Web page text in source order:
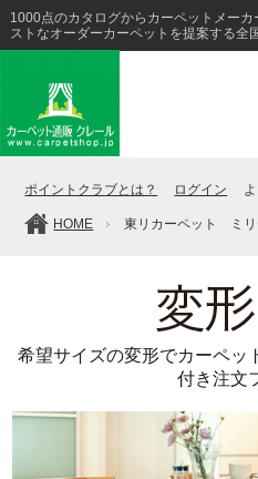
1000点のカタログからカーペットメー
ストなオーダーカーペットを提案する全
ポイントクラブとは？ ログイン
HOME 東リカーペット ミ
希望サイズの変形でカーペッ
付き注文